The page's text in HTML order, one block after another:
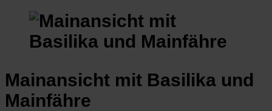
Mainansicht mit Basilika und
Mainfähre